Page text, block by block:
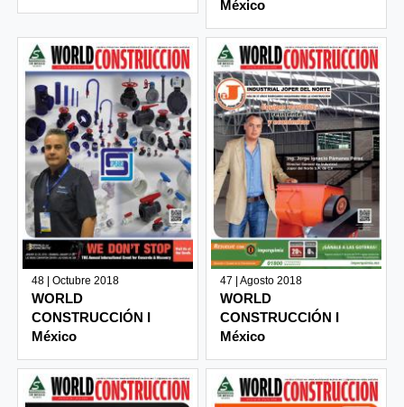
México
48 | Octubre 2018
WORLD
CONSTRUCCIÓN I
México
47 | Agosto 2018
WORLD
CONSTRUCCIÓN I
México